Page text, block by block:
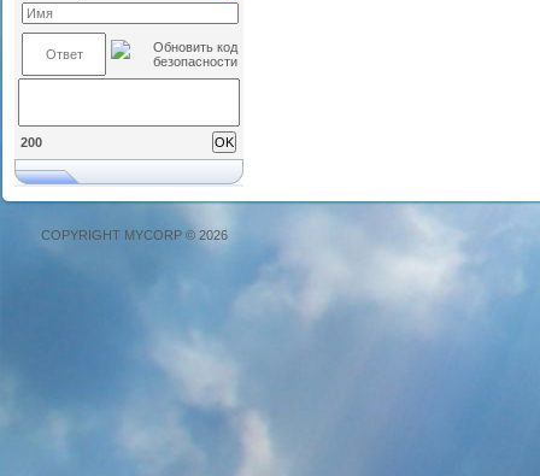
200
COPYRIGHT MYCORP © 2026